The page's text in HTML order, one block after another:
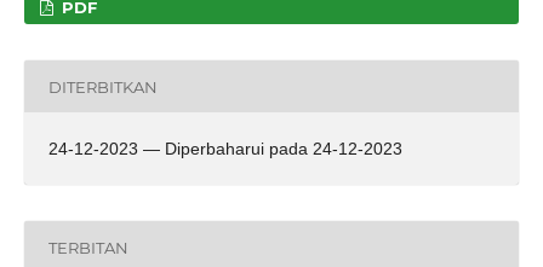
PDF
DITERBITKAN
24-12-2023 — Diperbaharui pada 24-12-2023
TERBITAN